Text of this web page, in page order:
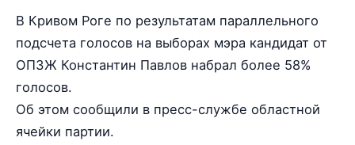
В Кривом Роге по результатам параллельного
подсчета голосов на выборах мэра кандидат от
ОПЗЖ Константин Павлов набрал более 58%
голосов.
Об этом сообщили в пресс-службе областной
ячейки партии.